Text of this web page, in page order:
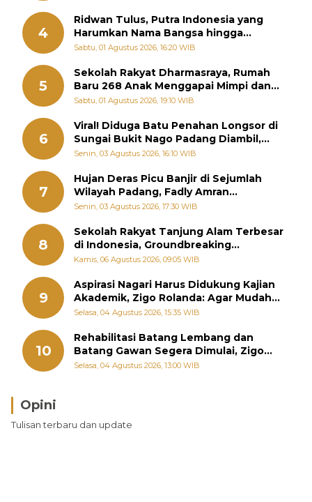
4
Ridwan Tulus, Putra Indonesia yang
Harumkan Nama Bangsa hingga
Diabadikan dalam Buku Jepang
Sabtu, 01 Agustus 2026, 16:20 WIB
5
Sekolah Rakyat Dharmasraya, Rumah
Baru 268 Anak Menggapai Mimpi dan
Memutus Rantai Kemiskinan
Sabtu, 01 Agustus 2026, 19:10 WIB
6
Viral! Diduga Batu Penahan Longsor di
Sungai Bukit Nago Padang Diambil,
Warga Khawatir Bencana Terulang
Senin, 03 Agustus 2026, 16:10 WIB
7
Hujan Deras Picu Banjir di Sejumlah
Wilayah Padang, Fadly Amran
Perintahkan OPD Siaga
Senin, 03 Agustus 2026, 17:30 WIB
8
Sekolah Rakyat Tanjung Alam Terbesar
di Indonesia, Groundbreaking
September
Kamis, 06 Agustus 2026, 09:05 WIB
9
Aspirasi Nagari Harus Didukung Kajian
Akademik, Zigo Rolanda: Agar Mudah
Diperjuangkan di Kementerian
Selasa, 04 Agustus 2026, 15:35 WIB
10
Rehabilitasi Batang Lembang dan
Batang Gawan Segera Dimulai, Zigo
Rolanda Pastikan Proyek Berjalan
Selasa, 04 Agustus 2026, 13:00 WIB
Opini
Tulisan terbaru dan update